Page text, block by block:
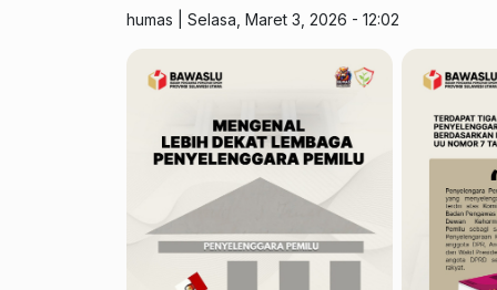
humas Selasa, Maret 3, 2026 - 12:02